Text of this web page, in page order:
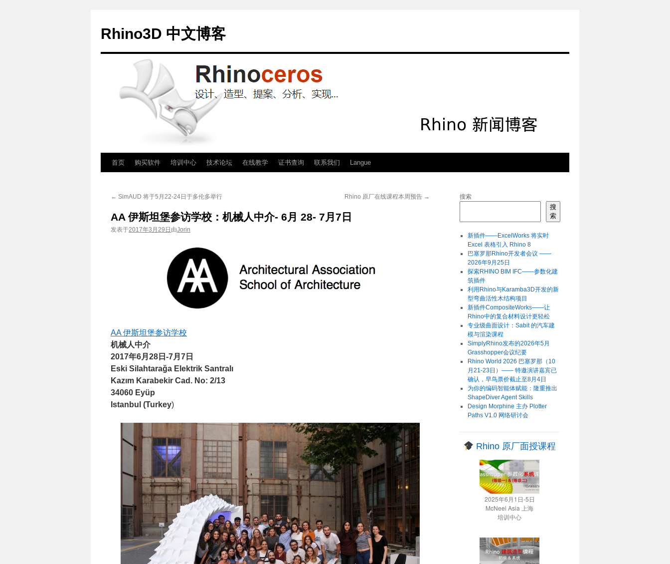
Rhino3D 中文博客
文
首页 购买软件 培训中心 技术论坛 在线教学 证书查询 联系我们 Langue
← SimAUD 将于5月22-24日于多伦多举行 Rhino 原厂在线课程本周预告 →
AA 伊斯坦堡参访学校：机械人中介- 6月 28- 7月7日
发表于2017年3月29日 由Jorin
AA 伊斯坦堡参访学校
机械人中介
2017年6月28日-7月7日
Eski Silahtarağa Elektrik Santralı
Kazım Karabekir Cad. No: 2/13
34060 Eyüp
Istanbul (Turkey)
搜索
搜
索
新插件——ExcelWorks 将实时
Excel 表格引入 Rhino 8
巴塞罗那Rhino开发者会议 ——
2026年9月25日
探索RHINO BIM IFC——参数化建
筑插件
利用Rhino与Karamba3D开发的新
型弯曲活性木结构项目
新插件CompositeWorks——让
Rhino中的复合材料设计更轻松
专业级曲面设计：Sabit 的汽车建
模与渲染课程
SimplyRhino发布的2026年5月
Grasshopper会议纪要
Rhino World 2026 巴塞罗那（10
月21-23日）—— 特邀演讲嘉宾已
确认，早鸟票价截止至8月4日
为你的编码智能体赋能：隆重推出
ShapeDiver Agent Skills
Design Morphine 主办 Plotter
Paths V1.0 网络研讨会
Rhino 原厂面授课程
2025年6月1日-5日
McNeel Asia 上海
培训中心